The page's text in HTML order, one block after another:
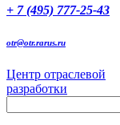
+ 7 (495) 777-25-43
otr@otr.rarus.ru
Центр отраслевой
разработки